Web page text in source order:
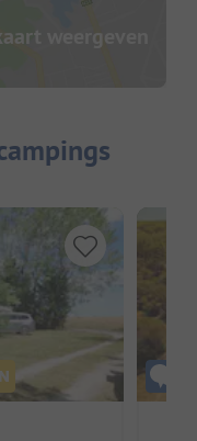
weergeven